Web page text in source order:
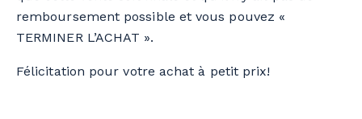
remboursement possible et vous pouvez «
TERMINER L’ACHAT ».
Félicitation pour votre achat à petit prix!